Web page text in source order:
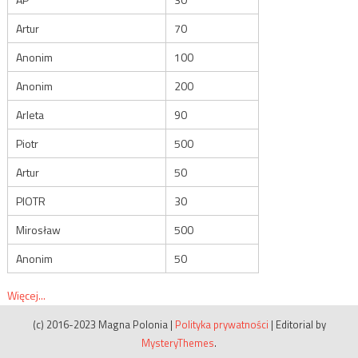
Artur
70
Anonim
100
Anonim
200
Arleta
90
Piotr
500
Artur
50
PIOTR
30
Mirosław
500
Anonim
50
Więcej...
(c) 2016-2023 Magna Polonia | Polityka prywatności | Editorial by
MysteryThemes.